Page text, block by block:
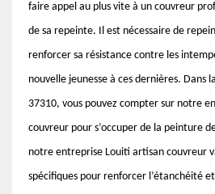
faire appel au plus vite à un couvreur
de sa repeinte. Il est nécessaire de
renforcer sa résistance contre les
nouvelle jeunesse à ces dernières. Dans
37310, vous pouvez compter sur notre
couvreur pour s’occuper de la peinture
notre entreprise Louiti artisan couvreur
spécifiques pour renforcer l’étanchéité